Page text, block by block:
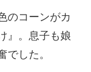
のコーンがカ
』。息子も娘
でした。